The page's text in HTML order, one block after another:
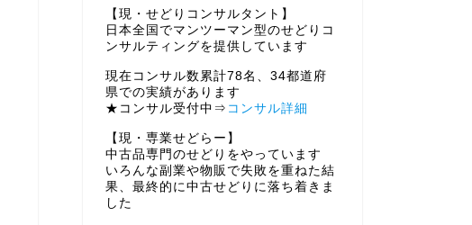
【現・せどりコンサルタント】
日本全国でマンツーマン型のせどりコ
ンサルティングを提供しています
現在コンサル数累計78名、34都道府
県での実績があります
★コンサル受付中⇒ コンサル詳細
【現・専業せどらー】
中古品専門のせどりをやっています
いろんな副業や物販で失敗を重ねた結
果、最終的に中古せどりに落ち着きま
した